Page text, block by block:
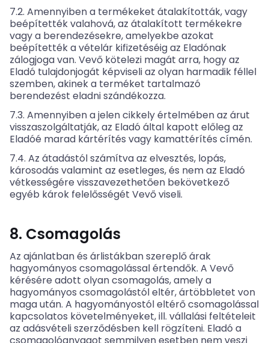
7.2. Amennyiben a termékeket átalakították, vagy
beépítették valahová, az átalakított termékekre
vagy a berendezésekre, amelyekbe azokat
beépítették a vételár kifizetéséig az Eladónak
zálogjoga van. Vevő kötelezi magát arra, hogy az
Eladó tulajdonjogát képviseli az olyan harmadik féllel
szemben, akinek a terméket tartalmazó
berendezést eladni szándékozza.
7.3. Amennyiben a jelen cikkely értelmében az árut
visszaszolgáltatják, az Eladó által kapott előleg az
Eladóé marad kártérítés vagy kamattérítés címén.
7.4. Az átadástól számítva az elvesztés, lopás,
károsodás valamint az esetleges, és nem az Eladó
vétkességére visszavezethetően bekövetkező
egyéb károk felelősségét Vevő viseli.
8. Csomagolás
Az ajánlatban és árlistákban szereplő árak
hagyományos csomagolással értendők. A Vevő
kérésére adott olyan csomagolás, amely a
hagyományos csomagolástól eltér, ártöbbletet von
maga után. A hagyományostól eltérő csomagolással
kapcsolatos követelményeket, ill. vállalási feltételeit
az adásvételi szerződésben kell rögzíteni. Eladó a